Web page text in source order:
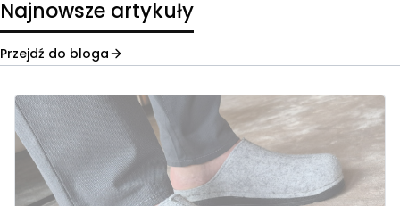
Najnowsze artykuły
Przejdź do bloga